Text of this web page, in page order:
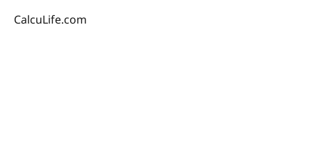
CalcuLife.com